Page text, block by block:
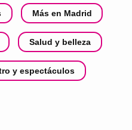
Más en Madrid
Salud y belleza
y espectáculos